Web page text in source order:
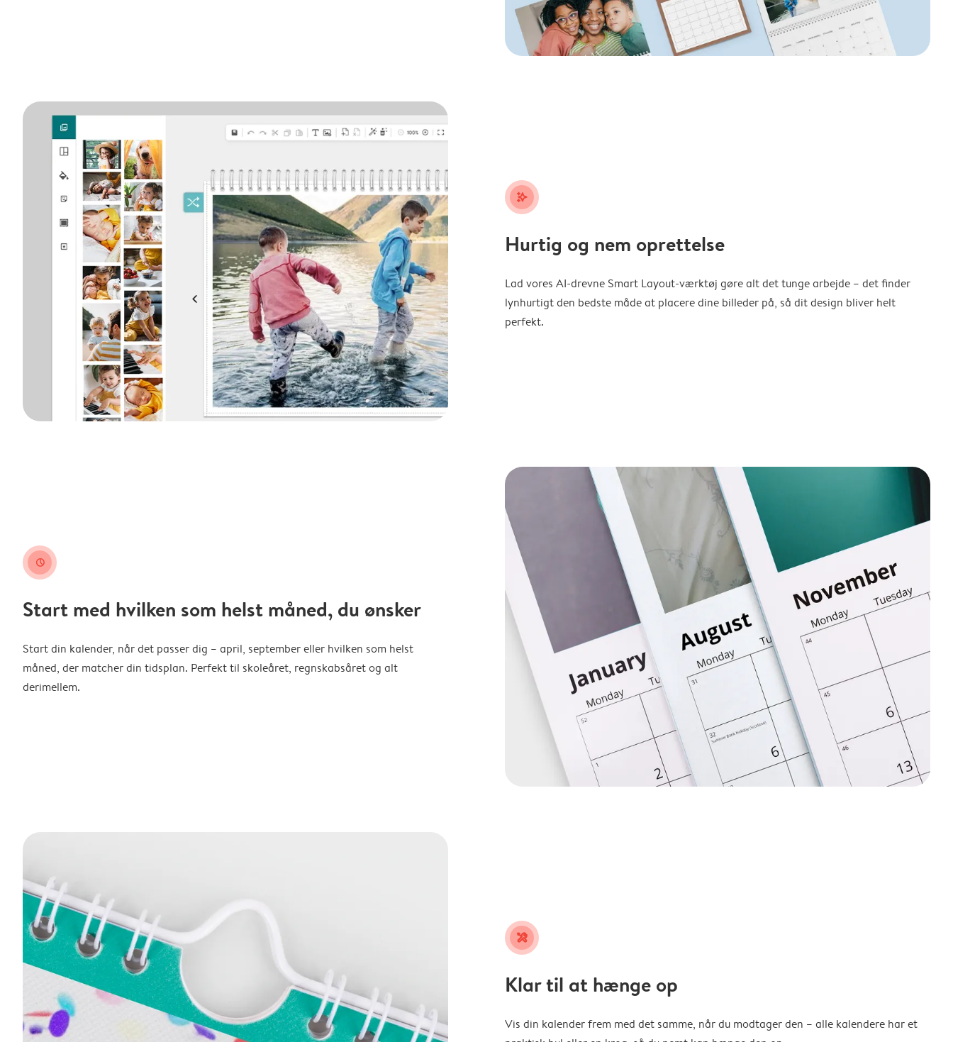
stars_plus
Hurtig og nem oprettelse
Lad vores AI-drevne Smart Layout-værktøj gøre alt det tunge arbejde – det finder
lynhurtigt den bedste måde at placere dine billeder på, så dit design bliver helt
perfekt.
clock
Start med hvilken som helst måned, du ønsker
Start din kalender, når det passer dig – april, september eller hvilken som helst
måned, der matcher din tidsplan. Perfekt til skoleåret, regnskabsåret og alt
derimellem.
tools
Klar til at hænge op
Vis din kalender frem med det samme, når du modtager den – alle kalendere har et